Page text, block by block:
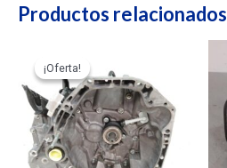
Productos relacionados
¡Oferta!
¡Oferta!